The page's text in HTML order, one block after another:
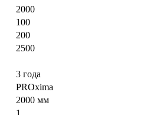
2000
100
200
2500
3 года
PROxima
2000 мм
1